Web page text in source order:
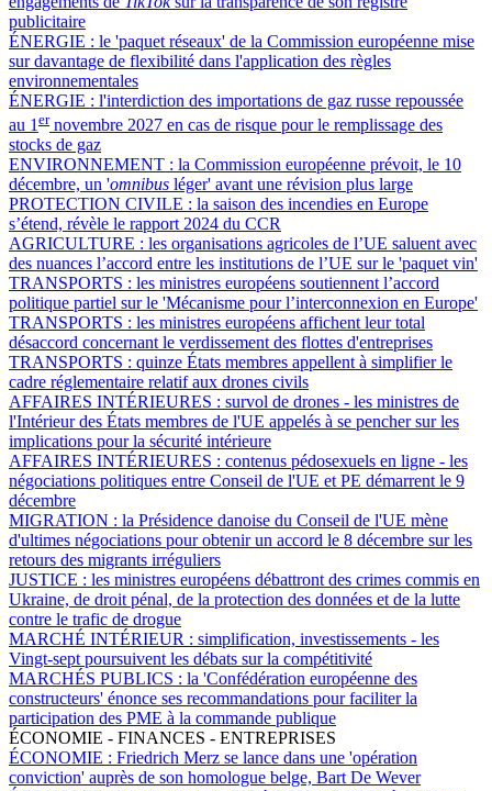
publicitaire
ÉNERGIE : le 'paquet réseaux' de la Commission européenne mise
sur davantage de flexibilité dans l'application des règles
environnementales
ÉNERGIE : l'interdiction des importations de gaz russe repoussée
au 1 ernovembre 2027 en cas de risque pour le remplissage des
stocks de gaz
ENVIRONNEMENT : la Commission européenne prévoit, le 10
décembre, un 'omnibus léger' avant une révision plus large
PROTECTION CIVILE : la saison des incendies en Europe
s’étend, révèle le rapport 2024 du CCR
AGRICULTURE : les organisations agricoles de l’UE saluent avec
des nuances l’accord entre les institutions de l’UE sur le 'paquet vin'
TRANSPORTS : les ministres européens soutiennent l’accord
politique partiel sur le 'Mécanisme pour l’interconnexion en Europe'
TRANSPORTS : les ministres européens affichent leur total
désaccord concernant le verdissement des flottes d'entreprises
TRANSPORTS : quinze États membres appellent à simplifier le
cadre réglementaire relatif aux drones civils
AFFAIRES INTÉRIEURES : survol de drones - les ministres de
l'Intérieur des États membres de l'UE appelés à se pencher sur les
implications pour la sécurité intérieure
AFFAIRES INTÉRIEURES : contenus pédosexuels en ligne - les
négociations politiques entre Conseil de l'UE et PE démarrent le 9
décembre
MIGRATION : la Présidence danoise du Conseil de l'UE mène
d'ultimes négociations pour obtenir un accord le 8 décembre sur les
retours des migrants irréguliers
JUSTICE : les ministres européens débattront des crimes commis en
Ukraine, de droit pénal, de la protection des données et de la lutte
contre le trafic de drogue
MARCHÉ INTÉRIEUR : simplification, investissements - les
Vingt-sept poursuivent les débats sur la compétitivité
MARCHÉS PUBLICS : la 'Confédération européenne des
constructeurs' énonce ses recommandations pour faciliter la
participation des PME à la commande publique
ÉCONOMIE - FINANCES - ENTREPRISES
ÉCONOMIE : Friedrich Merz se lance dans une 'opération
conviction' auprès de son homologue belge, Bart De Wever